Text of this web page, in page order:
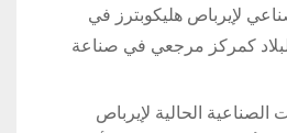
لإيرباص هليكوبترز في
كمركز مرجعي في صناعة
الصناعية الحالية لإيرباص